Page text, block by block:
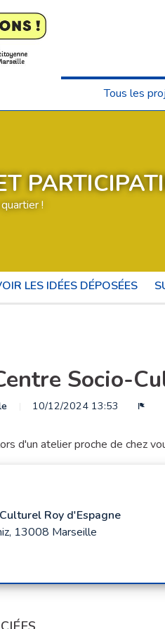
Tous les
!
LES IDÉES DÉPOSÉES
Socio-
10/12/2024 13:53
d'un atelier proche de chez
Roy d'Espagne
13008 Marseille